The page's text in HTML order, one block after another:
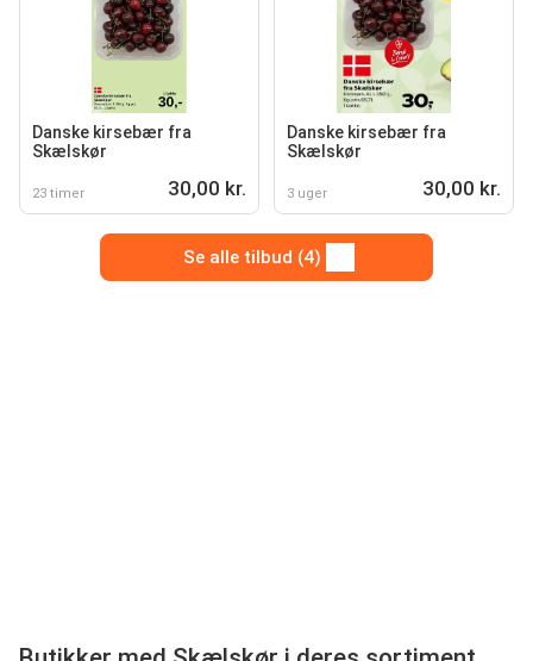
Danske kirsebær fra
Skælskør
23 timer 30,00 kr.
Danske kirsebær fra
Skælskør
3 uger 30,00 kr.
Se alle tilbud (4)